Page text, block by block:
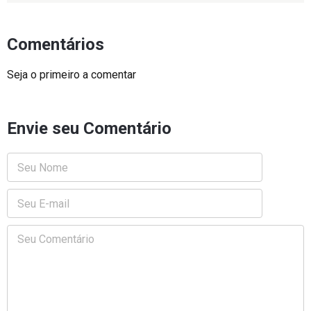
Comentários
Seja o primeiro a comentar
Envie seu Comentário